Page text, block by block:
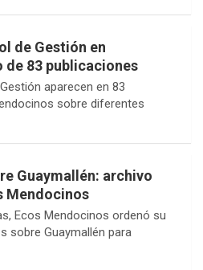
de Gestión en
de 83 publicaciones
aparecen en 83
sobre diferentes
Guaymallén: archivo
Mendocinos
Ecos Mendocinos ordenó su
sobre Guaymallén para